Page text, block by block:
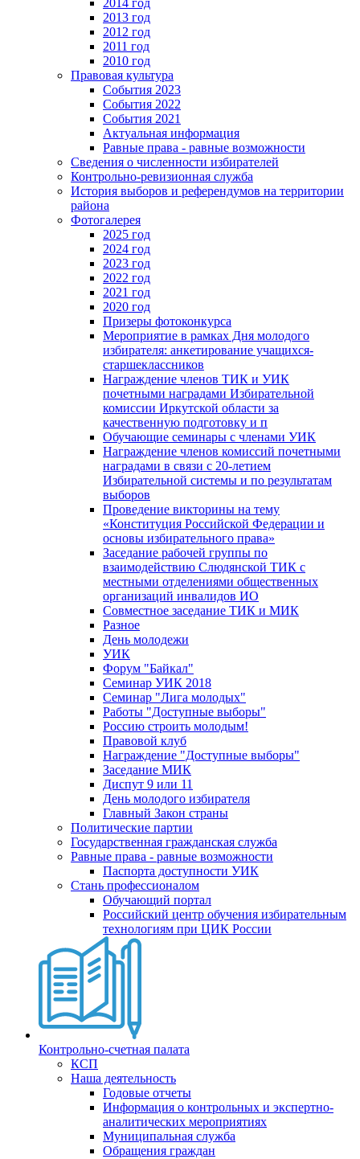
2014 год
2013 год
2012 год
2011 год
2010 год
Правовая культура
События 2023
События 2022
События 2021
Актуальная информация
Равные права - равные возможности
Сведения о численности избирателей
Контрольно-ревизионная служба
История выборов и референдумов на территории
района
Фотогалерея
2025 год
2024 год
2023 год
2022 год
2021 год
2020 год
Призеры фотоконкурса
Мероприятие в рамках Дня молодого
избирателя: анкетирование учащихся-
старшеклассников
Награждение членов ТИК и УИК
почетными наградами Избирательной
комиссии Иркутской области за
качественную подготовку и п
Обучающие семинары с членами УИК
Награждение членов комиссий почетными
наградами в связи с 20-летием
Избирательной системы и по результатам
выборов
Проведение викторины на тему
«Конституция Российской Федерации и
основы избирательного права»
Заседание рабочей группы по
взаимодействию Слюдянской ТИК с
местными отделениями общественных
организаций инвалидов ИО
Совместное заседание ТИК и МИК
Разное
День молодежи
УИК
Форум "Байкал"
Семинар УИК 2018
Семинар "Лига молодых"
Работы "Доступные выборы"
Россию строить молодым!
Правовой клуб
Награждение "Доступные выборы"
Заседание МИК
Диспут 9 или 11
День молодого избирателя
Главный Закон страны
Политические партии
Государственная гражданская служба
Равные права - равные возможности
Паспорта доступности УИК
Стань профессионалом
Обучающий портал
Российский центр обучения избирательным
технологиям при ЦИК России
Контрольно-счетная палата
КСП
Наша деятельность
Годовые отчеты
Информация о контрольных и экспертно-
аналитических мероприятиях
Муниципальная служба
Обращения граждан